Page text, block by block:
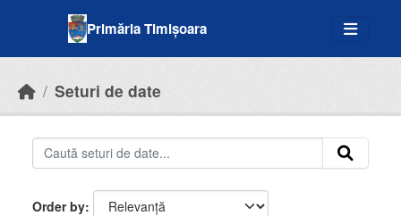
Primăria Timișoara
Seturi de date
Order by